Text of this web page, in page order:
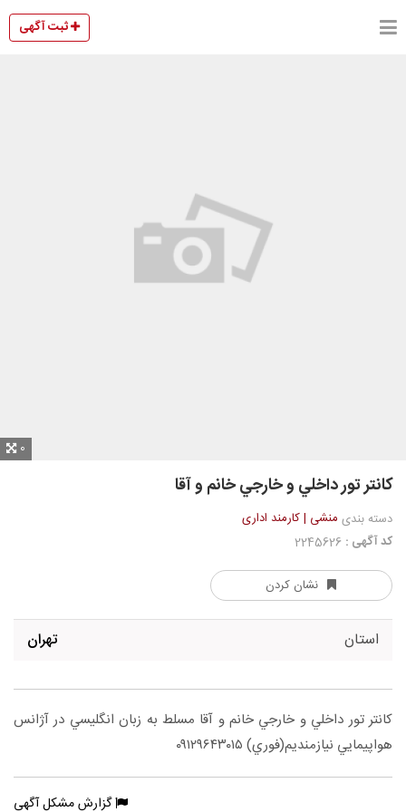
ثبت آگهی
0
كانتر تور داخلي و خارجي خانم و آقا
دسته بندی منشی | کارمند اداری
کد آگهی :
نشان کردن
استان تهران
كانتر تور داخلي و خارجي خانم و آقا مسلط به زبان انگليسي در آژانس
هواپيمايي نيازمنديم(فوري) ٠٩١٢٩٦٤٣٠١٥
گزارش مشکل آگهی